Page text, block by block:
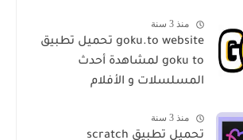
منذ 3 سنة
goku.to website تحميل تطبيق
goku to لمشاهدة أحدث
المسلسلات و الأفلام
منذ 3 سنة
تحميل تطبيق scratch